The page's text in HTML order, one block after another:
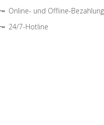
Online- und Offline-
24/7-Hotline